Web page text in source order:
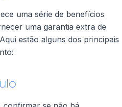
uma série de benefícios
uma garantia extra de
estão alguns dos principais